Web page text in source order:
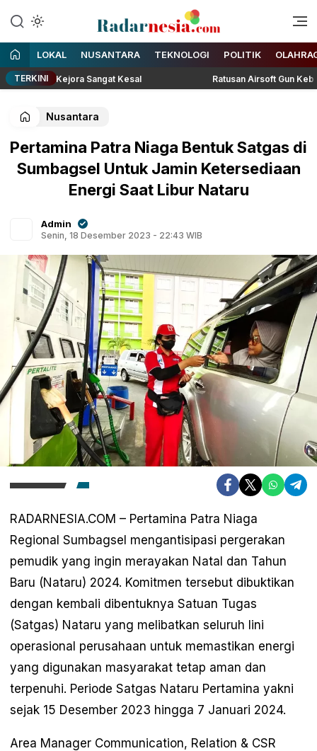
Radarnesia
Enak Dibaca
LOKAL NUSANTARA TEKNOLOGI POLITIK
TERKINI
Kejora Sangat Kesal Ratusan Airsoft Gun Kebayoran
Nusantara
Pertamina Patra Niaga Bentuk Satgas di
Sumbagsel Untuk Jamin Ketersediaan
Energi Saat Libur Nataru
Admin
Senin, 18 Desember 2023 - 22:43 WIB
RADARNESIA.COM – Pertamina Patra Niaga
Regional Sumbagsel mengantisipasi pergerakan
pemudik yang ingin merayakan Natal dan Tahun
Baru (Nataru) 2024. Komitmen tersebut dibuktikan
dengan kembali dibentuknya Satuan Tugas
(Satgas) Nataru yang melibatkan seluruh lini
operasional perusahaan untuk memastikan energi
yang digunakan masyarakat tetap aman dan
terpenuhi. Periode Satgas Nataru Pertamina yakni
sejak 15 Desember 2023 hingga 7 Januari 2024.
Area Manager Communication, Relation & CSR